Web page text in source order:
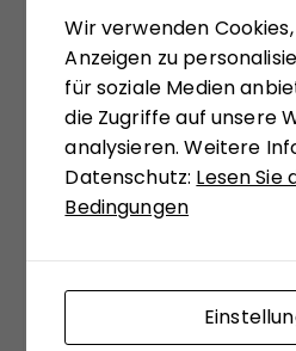
Mit seinem neuen Buch
Abstieg der Linken"
die hochaktuelle Frage
weshalb in modernen
Krisenlösungen so viel
Die Analysen des Buches
sein, bekannte
systemtheoretisch
Sichtweisen anregen zu
Schulze-Böing schreibt
von einem "kühnem
gesellschaftstheoretisch
Wir verwenden
Anzeigen zu
für soziale Medien
die Zugriffe auf unsere
analysieren. Weitere
Datenschutz: Lesen Sie
Bedingungen